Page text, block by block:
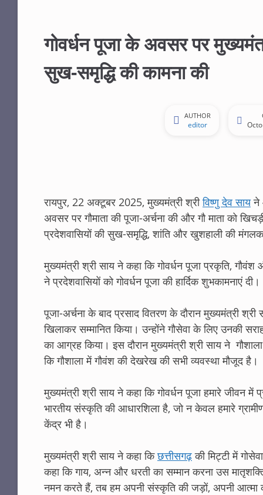
गोवर्धन पूजा के अवसर पर
सुख-समृद्धि की कामना की
AUTHOR
editor
रायपुर, 22 अक्टूबर 2025, मुख्यमंत्री श्रीविष्णु देव सायने
अवसर पर गौमाता की पूजा-अर्चना की और गौ माता को
प्रदेशवासियों की सुख-समृद्धि, शांति और खुशहाली की
मुख्यमंत्री श्री साय ने कहा कि गोवर्धन पूजा प्रकृति,
ने प्रदेशवासियों को गोवर्धन पूजा की हार्दिक शुभकामनाएं दी।
पूजा-अर्चना के बाद प्रसाद वितरण के दौरान मुख्यमंत्री
खिलाकर सम्मानित किया। उन्होंने गौसेवा के लिए उनकी
का आग्रह किया। इस दौरान मुख्यमंत्री श्री साय ने
कि गौशाला में गौवंश की देखरेख की सभी व्यवस्था मौजूद है।
मुख्यमंत्री श्री साय ने कहा कि गोवर्धन पूजा हमारे जीवन
भारतीय संस्कृति की आधारशिला है, जो न केवल हमारे
केंद्र भी है।
मुख्यमंत्री श्री साय ने कहा किछत्तीसगढ़की मिट्टी में
कहा कि गाय, अन्न और धरती का सम्मान करना उस
नमन करते हैं, तब हम अपनी संस्कृति की जड़ों, अपनी आत्मा